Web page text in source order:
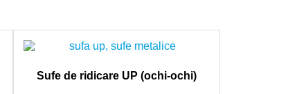
Sufe de ridicare UP (ochi-ochi)